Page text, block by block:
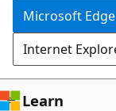
ツ
に
ス
キ
ッ
ー
シ
ョ
ン
に
Microsoft Edge
Internet
Learn